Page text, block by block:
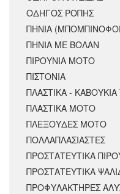
ΟΔΗΓΟΣ ΡΟΠΗΣ
ΠΗΝΙΑ
ΠΗΝΙΑ ΜΕ ΒΟΛΑΝ
ΠΙΡΟΥΝΙΑ ΜΟΤΟ
ΠΙΣΤΟΝΙΑ
ΠΛΑΣΤΙΚΑ -
ΠΛΑΣΤΙΚΑ ΜΟΤΟ
ΠΛΕΞΟΥΔΕΣ ΜΟΤΟ
ΠΟΛΛΑΠΛΑΣΙΑΣΤΕΣ
ΠΡΟΣΤΑΤΕΥΤΙΚΑ
ΠΡΟΣΤΑΤΕΥΤΙΚΑ
ΠΡΟΦΥΛΑΚΤΗΡΕΣ